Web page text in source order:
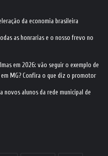
da economia brasileira
as honrarias e o nosso frevo no
em 2026: vão seguir o exemplo de
MG? Confira o que diz o promotor
novos alunos da rede municipal de